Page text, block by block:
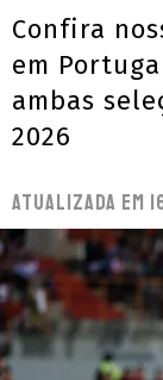
Confira
em
ambas
2026
Atualizada em